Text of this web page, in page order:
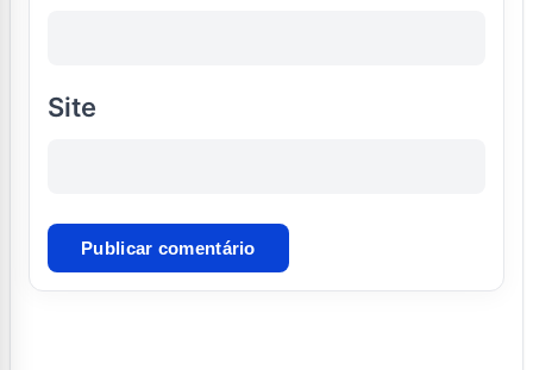
Site